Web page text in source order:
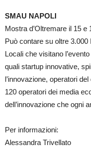
SMAU NAPOLI
Mostra d’Oltremare il 15 e
Può contare su oltre
Locali che visitano
quali startup innovative,
l’innovazione, operatori
120 operatori dei media
dell’innovazione che ogni
Per informazioni:
Alessandra Trivellato